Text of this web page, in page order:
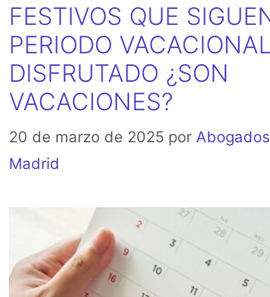
FESTIVOS QUE
PERIODO VACACIONAL
DISFRUTADO ¿SON
VACACIONES?
20 de marzo de 2025 por
Madrid